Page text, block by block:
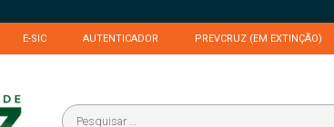
E-SIC AUTENTICADOR PREVCRUZ (EM EXTINÇÃO)